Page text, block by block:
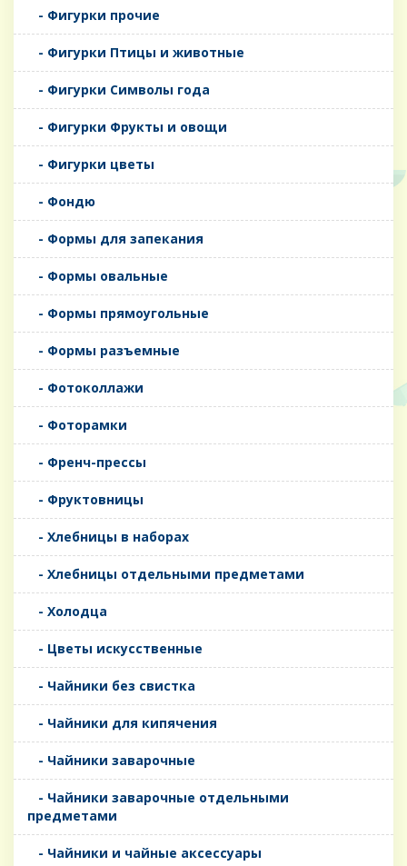
- Фигурки прочие
- Фигурки Птицы и животные
- Фигурки Символы года
- Фигурки Фрукты и овощи
- Фигурки цветы
- Фондю
- Формы для запекания
- Формы овальные
- Формы прямоугольные
- Формы разъемные
- Фотоколлажи
- Фоторамки
- Френч-прессы
- Фруктовницы
- Хлебницы в наборах
- Хлебницы отдельными предметами
- Холодца
- Цветы искусственные
- Чайники без свистка
- Чайники для кипячения
- Чайники заварочные
- Чайники заварочные отдельными
предметами
- Чайники и чайные аксессуары